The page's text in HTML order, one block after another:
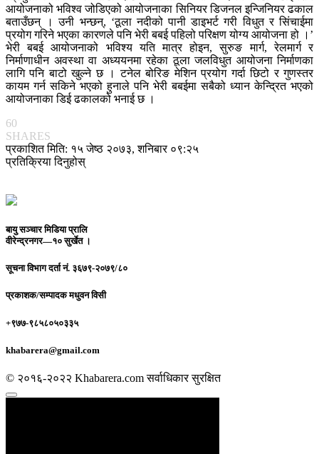
आयोजनाको भविश्व जोडिएको आयोजनाका सिनियर डिजनल इन्जिनियर ढकाल
बताउँछन् । उनी भन्छन्, ‘ठूला नदीको पानी डाइभर्ट गरी विधुत र सिंचाईमा
प्रयोग गरिने भएका कारणले पनि भेरी बबई पहिलो परिक्षण योग्य आयोजना हो ।’
भेरी बबई आयोजनाको भविश्य यति मात्र होइन, सुरुङ मार्ग, रेलमार्ग र
निर्माणाधीन अवस्था वा अध्ययनमा रहेका ठूला जलविधुत आयोजना निर्माणका
लागि पनि बाटो खुल्ने छ । टनेल बोरिङ मेशिन प्रयोग गर्दा छिटो र गुणस्तर
कायम गर्न सकिने भएको हुनाले पनि भेरी बबईमा सबैको ध्यान केन्द्रित भएको
आयोजनाका डिई ढकालको भनाई छ ।
60
SHARES
प्रकाशित मिति: १५ जेष्ठ २०७३, शनिबार ०९:२५
प्रतिक्रिया दिनुहोस्
बायु सञ्चार मिडिया प्रालि
वीरेन्द्रनगर—१० सुर्खेत ।
सूचना विभाग दर्ता नं. ३६७९-२०७९/८०
प्रकाशक/सम्पादकमधुवन विसी
+९७७-९८५८०५०३३५
khabarera@gmail.com
© २०१६-२०२२ Khabarera.com सर्वाधिकार सुरक्षित